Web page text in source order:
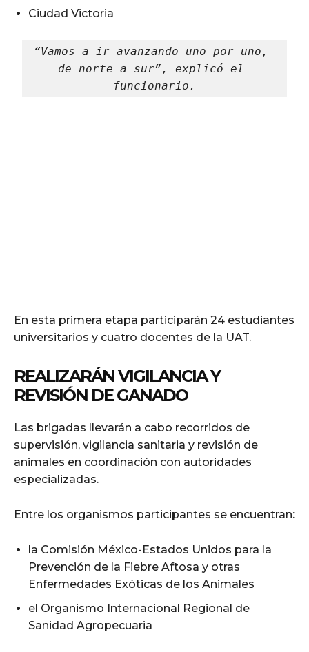
Ciudad Victoria
“Vamos a ir avanzando uno por uno,
de norte a sur”, explicó el
funcionario.
En esta primera etapa participarán 24 estudiantes
universitarios y cuatro docentes de la UAT.
REALIZARÁN VIGILANCIA Y
REVISIÓN DE GANADO
Las brigadas llevarán a cabo recorridos de
supervisión, vigilancia sanitaria y revisión de
animales en coordinación con autoridades
especializadas.
Entre los organismos participantes se encuentran:
la Comisión México-Estados Unidos para la
Prevención de la Fiebre Aftosa y otras
Enfermedades Exóticas de los Animales
el Organismo Internacional Regional de
Sanidad Agropecuaria